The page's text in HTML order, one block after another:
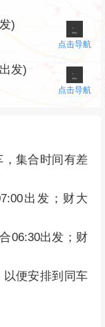
)
点击导航
发)
点击导航
集合时间有差
出发；财大
06:30出发；财
以便安排到同车